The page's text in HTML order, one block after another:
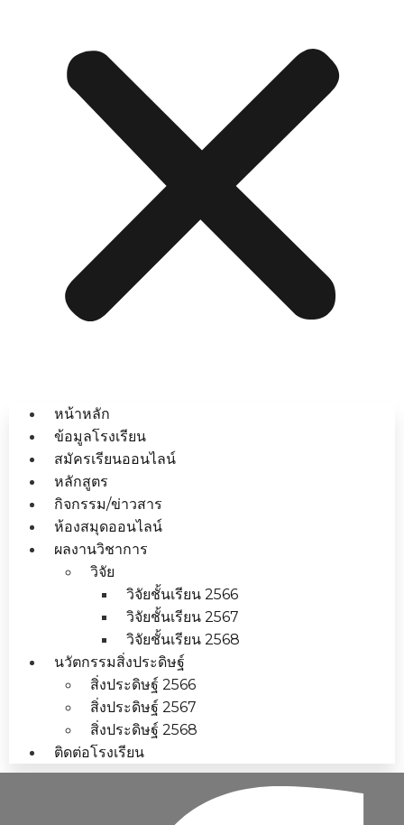
หน้าหลัก
ข้อมูลโรงเรียน
สมัครเรียนออนไลน์
หลักสูตร
กิจกรรม/ข่าวสาร
ห้องสมุดออนไลน์
ผลงานวิชาการ
วิจัย
วิจัยชั้นเรียน 2566
วิจัยชั้นเรียน 2567
วิจัยชั้นเรียน 2568
นวัตกรรมสิ่งประดิษฐ์
สิ่งประดิษฐ์ 2566
สิ่งประดิษฐ์ 2567
สิ่งประดิษฐ์ 2568
ติดต่อโรงเรียน